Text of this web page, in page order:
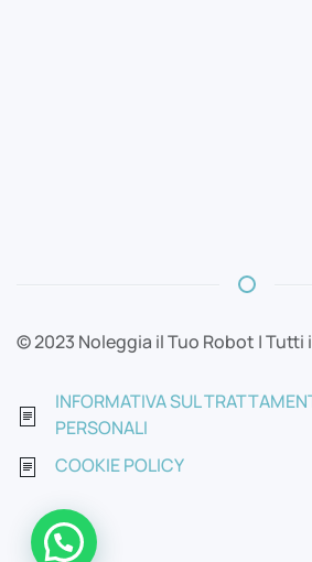
© 2023 Noleggia il Tuo Robot |
INFORMATIVA SUL
PERSONALI
COOKIE POLICY